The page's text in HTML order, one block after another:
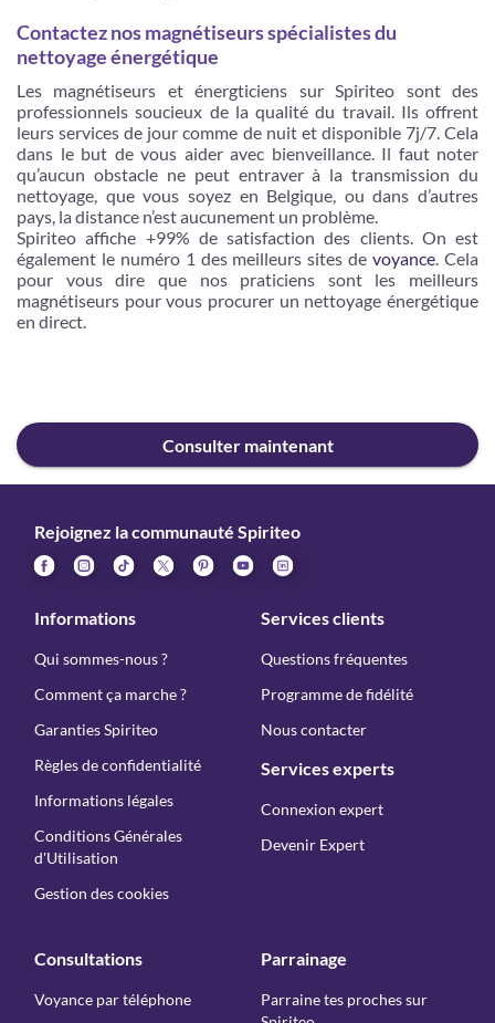
Contactez nos magnétiseurs spécialistes du
nettoyage énergétique
Les magnétiseurs et énergticiens sur Spiriteo sont des
professionnels soucieux de la qualité du travail. Ils offrent
leurs services de jour comme de nuit et disponible 7j/7. Cela
dans le but de vous aider avec bienveillance. Il faut noter
qu’aucun obstacle ne peut entraver à la transmission du
nettoyage, que vous soyez en Belgique, ou dans d’autres
pays, la distance n’est aucunement un problème.
Spiriteo affiche +99% de satisfaction des clients. On est
également le numéro 1 des meilleurs sites devoyance. Cela
pour vous dire que nos praticiens sont les meilleurs
magnétiseurs pour vous procurer un nettoyage énergétique
en direct.
Consulter maintenant
Rejoignez la communauté Spiriteo
Informations
Qui sommes-nous ?
Comment ça marche ?
Garanties Spiriteo
Règles de confidentialité
Informations légales
Conditions Générales
d'Utilisation
Gestion des cookies
Services clients
Questions fréquentes
Programme de fidélité
Nous contacter
Services experts
Connexion expert
Devenir Expert
Consultations
Voyance par téléphone
Parrainage
Parraine tes proches sur